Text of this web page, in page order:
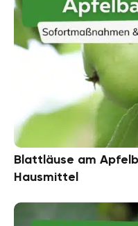
Blattläuse am
Hausmittel